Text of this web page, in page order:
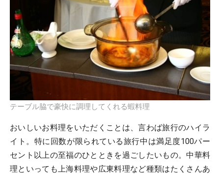
テーブル脇で豪快に調理してくれる蝦料理
おいしいお料理をいただくことは、言わば旅行のハイラ
イト。特に回数が限られている旅行中は満足度100パー
セント以上の至福のひとときを過ごしたいもの。中華料
理といっても上海料理や広東料理など種類はたくさんあ